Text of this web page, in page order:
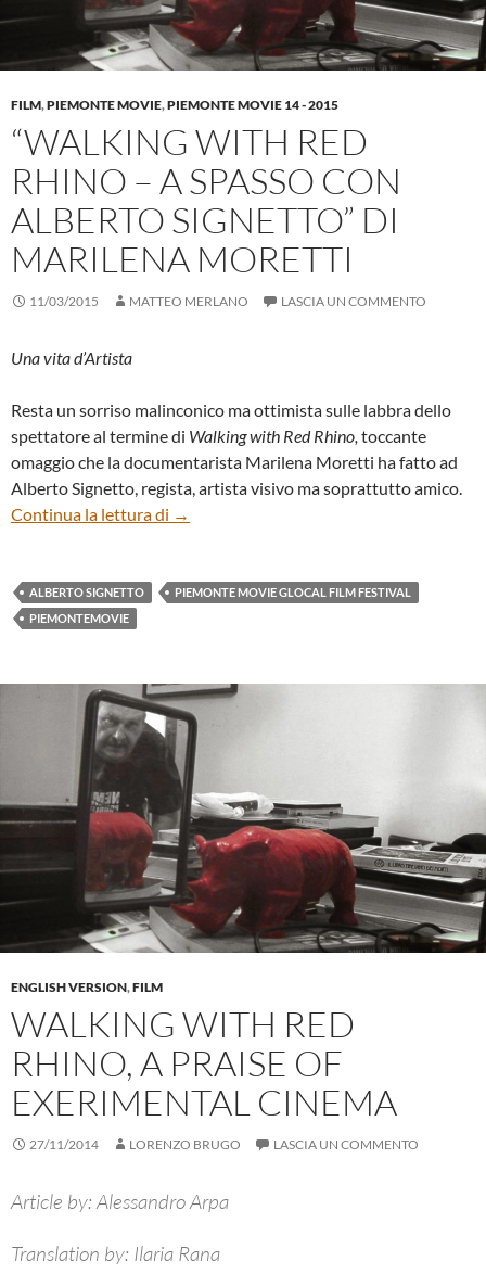
FILM,PIEMONTE MOVIE,PIEMONTE MOVIE 14 - 2015
“WALKING WITH RED
RHINO – A SPASSO CON
ALBERTO SIGNETTO” DI
MARILENA MORETTI
11/03/2015 MATTEO MERLANO LASCIA UN COMMENTO
Una vita d’Artista
Resta un sorriso malinconico ma ottimista sulle labbra dello
spettatore al termine di Walking with Red Rhino, toccante
omaggio che la documentarista Marilena Moretti ha fatto ad
Alberto Signetto, regista, artista visivo ma soprattutto amico.
Continua la lettura di “Walking With Red Rhino – A spasso
→
ALBERTO SIGNETTO
PIEMONTE MOVIE GLOCAL FILM FESTIVAL
PIEMONTEMOVIE
ENGLISH VERSION,FILM
WALKING WITH RED
RHINO, A PRAISE OF
EXERIMENTAL CINEMA
27/11/2014 LORENZO BRUGO LASCIA UN COMMENTO
Article by: Alessandro Arpa
Translation by: Ilaria Rana